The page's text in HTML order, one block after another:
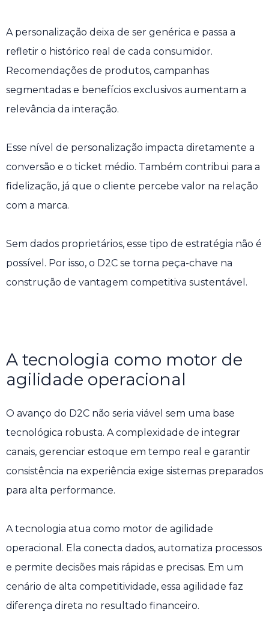
A personalização deixa de ser genérica e passa a
refletir o histórico real de cada consumidor.
Recomendações de produtos, campanhas
segmentadas e benefícios exclusivos aumentam a
relevância da interação.
Esse nível de personalização impacta diretamente a
conversão e o ticket médio. Também contribui para a
fidelização, já que o cliente percebe valor na relação
com a marca.
Sem dados proprietários, esse tipo de estratégia não é
possível. Por isso, o D2C se torna peça-chave na
construção de vantagem competitiva sustentável.
A tecnologia como motor de
agilidade operacional
O avanço do D2C não seria viável sem uma base
tecnológica robusta. A complexidade de integrar
canais, gerenciar estoque em tempo real e garantir
consistência na experiência exige sistemas preparados
para alta performance.
A tecnologia atua como motor de agilidade
operacional. Ela conecta dados, automatiza processos
e permite decisões mais rápidas e precisas. Em um
cenário de alta competitividade, essa agilidade faz
diferença direta no resultado financeiro.